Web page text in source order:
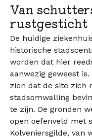
Van
rustgesticht
De huidige
historische
worden dat hier
aanwezig geweest
zien dat de site zich
stadsomwalling
te zijn. De gronden
open oefenveld met
Kolveniersgilde, van